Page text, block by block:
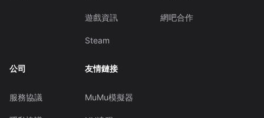
遊戲資訊
Steam
網吧合作
公司
服務協議
友情鏈接
MuMu模擬器